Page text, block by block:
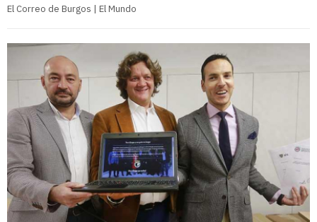
El Correo de Burgos | El Mundo